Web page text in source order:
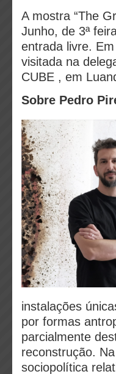
A mostra “The
Junho, de 3ª
entrada livre.
visitada na
CUBE , em
Sobre Pedro
instalações
por formas
parcialmente
reconstrução.
sociopolítica